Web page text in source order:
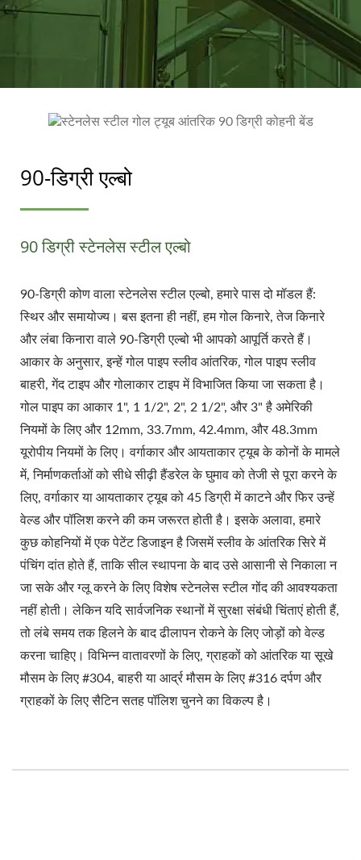
90-डिग्री एल्बो
90 डिग्री स्टेनलेस स्टील एल्बो
90-डिग्री कोण वाला स्टेनलेस स्टील एल्बो, हमारे पास दो मॉडल हैं:
स्थिर और समायोज्य। बस इतना ही नहीं, हम गोल किनारे, तेज किनारे
और लंबा किनारा वाले 90-डिग्री एल्बो भी आपको आपूर्ति करते हैं।
आकार के अनुसार, इन्हें गोल पाइप स्लीव आंतरिक, गोल पाइप स्लीव
बाहरी, गेंद टाइप और गोलाकार टाइप में विभाजित किया जा सकता है।
गोल पाइप का आकार 1", 1 1/2", 2", 2 1/2", और 3" है अमेरिकी
नियमों के लिए और 12mm, 33.7mm, 42.4mm, और 48.3mm
यूरोपीय नियमों के लिए। वर्गाकार और आयताकार ट्यूब के कोनों के मामले
में, निर्माणकर्ताओं को सीधे सीढ़ी हैंडरेल के घुमाव को तेजी से पूरा करने के
लिए, वर्गाकार या आयताकार ट्यूब को 45 डिग्री में काटने और फिर उन्हें
वेल्ड और पॉलिश करने की कम जरूरत होती है। इसके अलावा, हमारे
कुछ कोहनियों में एक पेटेंट डिजाइन है जिसमें स्लीव के आंतरिक सिरे में
पंचिंग दांत होते हैं, ताकि सील स्थापना के बाद उसे आसानी से निकाला न
जा सके और ग्लू करने के लिए विशेष स्टेनलेस स्टील गोंद की आवश्यकता
नहीं होती। लेकिन यदि सार्वजनिक स्थानों में सुरक्षा संबंधी चिंताएं होती हैं,
तो लंबे समय तक हिलने के बाद ढीलापन रोकने के लिए जोड़ों को वेल्ड
करना चाहिए। विभिन्न वातावरणों के लिए, ग्राहकों को आंतरिक या सूखे
मौसम के लिए #304, बाहरी या आर्द्र मौसम के लिए #316 दर्पण और
ग्राहकों के लिए सैटिन सतह पॉलिश चुनने का विकल्प है।